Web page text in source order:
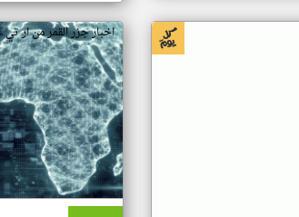
اخبار جزر القمر من ار